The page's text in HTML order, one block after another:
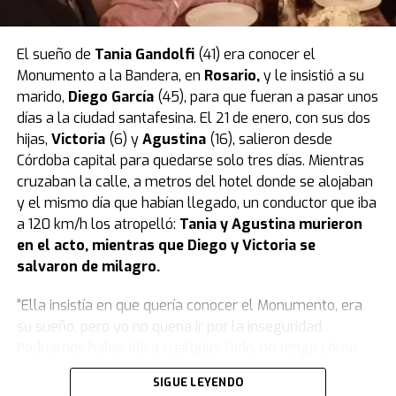
pero la mujer es investigada por
homicidio calificado.
La tatuadora fue grabada un día antes
mientras compraba el veneno en un
supermercado
Según reveló el medio Metrópoles, el momento en que
la tatuadora compró el veneno con el que habría
matado a su bebé quedó registrado por las cámaras de
seguridad de un local de mascotas de la zona este de
San Pablo.
en un supermercado un día antes de la muerte de su
hijo. (Foto: captura).
La mujer hizo la compra el lunes alrededor de las 15:30,
un día antes de la muerte de su hijo, por lo que los
El sueño de Tania Gandolfi(41) era conocer el
Monumento a la Bandera, en Rosario,y le insistió a su
marido, Diego García(45), para que fueran a pasar unos
días a la ciudad santafesina. El 21 de enero, con sus dos
hijas, Victoria (6) yAgustina (16), salieron desde
Córdoba capital para quedarse solo tres días. Mientras
cruzaban la calle, a metros del hotel donde se alojaban
y el mismo día que habían llegado, un conductor que iba
a 120 km/h los atropelló: Tania y Agustina murieron
en el acto, mientras que Diego y Victoria se
salvaron de milagro.
“Ella insistía en que quería conocer el Monumento, era
su sueño, pero yo no quería ir por la inseguridad.
explicarlo. Para darle el gusto, fuimos ahí.Fue el peor
”, se lamentó Diego en una emotiva
SIGUE LEYENDO